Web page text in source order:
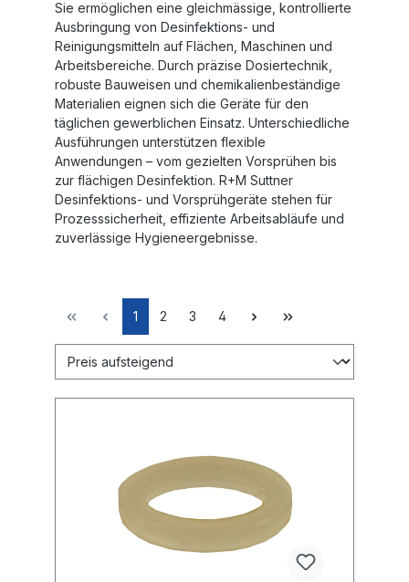
Sie ermöglichen eine gleichmässige, kontrollierte
Ausbringung von Desinfektions- und
Reinigungsmitteln auf Flächen, Maschinen und
Arbeitsbereiche. Durch präzise Dosiertechnik,
robuste Bauweisen und chemikalienbeständige
Materialien eignen sich die Geräte für den
täglichen gewerblichen Einsatz. Unterschiedliche
Ausführungen unterstützen flexible
Anwendungen – vom gezielten Vorsprühen bis
zur flächigen Desinfektion. R+M Suttner
Desinfektions- und Vorsprühgeräte stehen für
Prozesssicherheit, effiziente Arbeitsabläufe und
zuverlässige Hygieneergebnisse.
1 2 3 4